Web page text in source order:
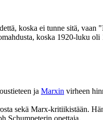
koska ei tunne sitä,
koska 1920-luku
ja Marxin virheen
sekä Marx-kritiikistään.
Schumpeterin opettaja.